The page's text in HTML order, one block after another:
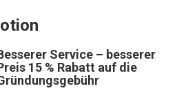
Service – besserer
15 % Rabatt auf die